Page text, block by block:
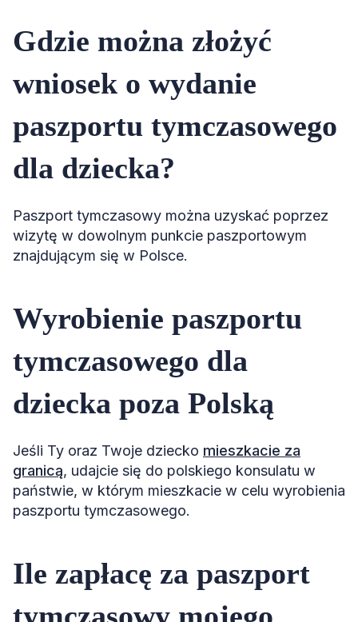
Gdzie można złożyć
wniosek o wydanie
paszportu tymczasowego
dla dziecka?
Paszport tymczasowy można uzyskać poprzez
wizytę w dowolnym punkcie paszportowym
znajdującym się w Polsce.
Wyrobienie paszportu
tymczasowego dla
dziecka poza Polską
Jeśli Ty oraz Twoje dziecko mieszkacie za
granicą, udajcie się do polskiego konsulatu w
państwie, w którym mieszkacie w celu wyrobienia
paszportu tymczasowego.
Ile zapłacę za paszport
tymczasowy mojego